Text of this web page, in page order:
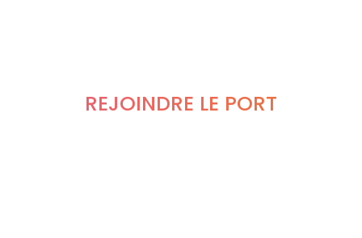
REJOINDRE LE PORT